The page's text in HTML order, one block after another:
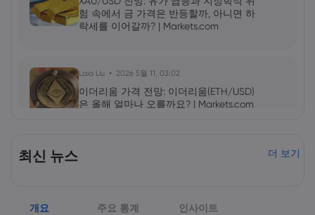
험 속에서 금 가격은 반등할까, 아니면 하
락세를 이어갈까? | Markets.com
Laia Liu 2026 5월 11, 03:02
이더리움 가격 전망: 이더리움(ETH/USD)
은 올해 얼마나 오를까요? | Markets.com
최신 뉴스 더 보기
개요 주요 통계 인사이트